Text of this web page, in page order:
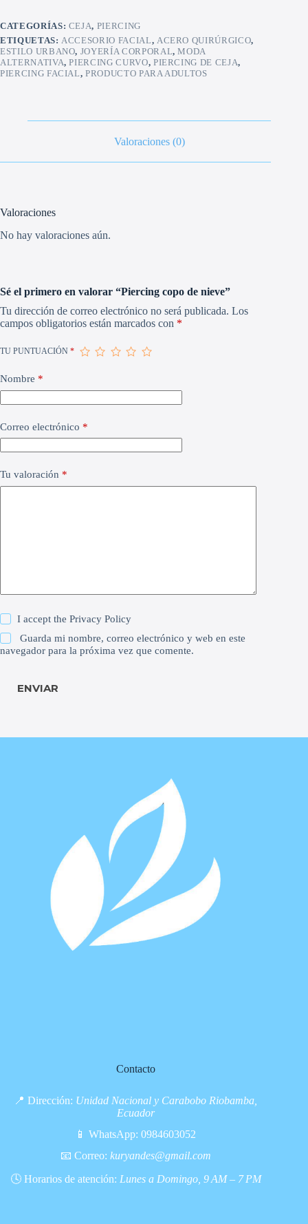
CATEGORÍAS: CEJA, PIERCING
ETIQUETAS: ACCESORIO FACIAL, ACERO QUIRÚRGICO,
ESTILO URBANO, JOYERÍA CORPORAL,MODA
ALTERNATIVA,PIERCING CURVO, PIERCING DE CEJA,
PIERCING FACIAL,PRODUCTO PARA ADULTOS
Valoraciones (0)
Valoraciones
No hay valoraciones aún.
Sé el primero en valorar “Piercing copo de nieve”
Tu dirección de correo electrónico no será publicada. Los
campos obligatorios están marcados con *
TU PUNTUACIÓN *
Nombre *
Correo electrónico *
Tu valoración *
I accept thePrivacy Policy
Guarda mi nombre, correo electrónico y web en este
navegador para la próxima vez que comente.
ENVIAR
Contacto
📍 Dirección: Unidad Nacional y Carabobo Riobamba,
Ecuador
📱 WhatsApp:0984603052
📧 Correo: kuryandes@gmail.com
🕓 Horarios de atención: Lunes a Domingo, 9 AM – 7 PM